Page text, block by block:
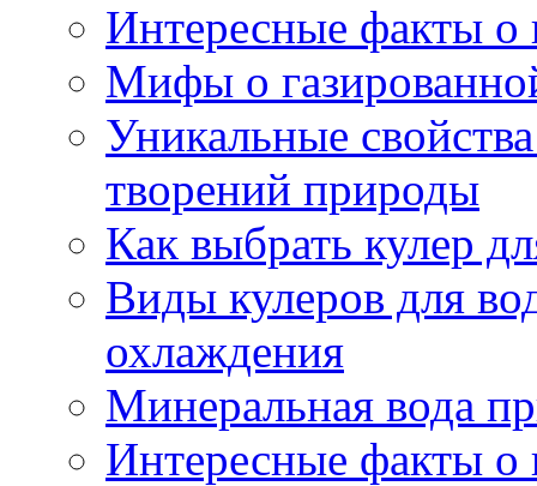
Интересные факты о
Мифы о
Уникальные
творений природы
Как выбрать кулер
Виды кулеров для
охлаждения
Минеральная вода
Интересные факты о